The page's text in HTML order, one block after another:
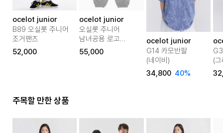
ocelot junior
B89 오실롯 주니어
조거팬츠
52,000
ocelot junior
오실롯 주니어
남녀공용 로고
프린팅 오버핏
아동용 조거팬츠
55,000
ocelot junior
G14 카모반팔
(네이비)
34,800 40%
(
주목할 만한 상품